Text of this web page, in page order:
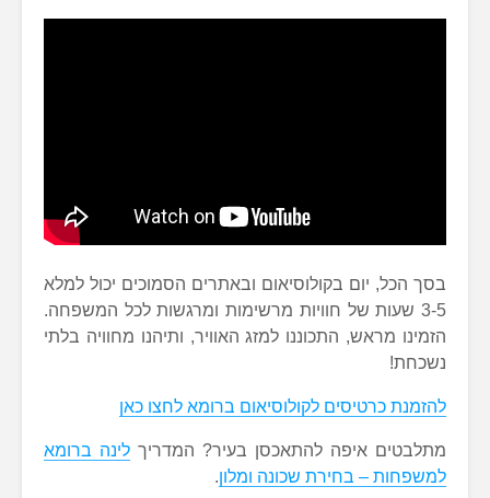
בסך הכל, יום בקולוסיאום ובאתרים הסמוכים יכול למלא
3-5 שעות של חוויות מרשימות ומרגשות לכל המשפחה.
הזמינו מראש, התכוננו למזג האוויר, ותיהנו מחוויה בלתי
נשכחת!
להזמנת כרטיסים לקולוסיאום ברומא לחצו כאן
מתלבטים איפה להתאכסן בעיר? המדריך לינה ברומא
למשפחות – בחירת שכונה ומלון.